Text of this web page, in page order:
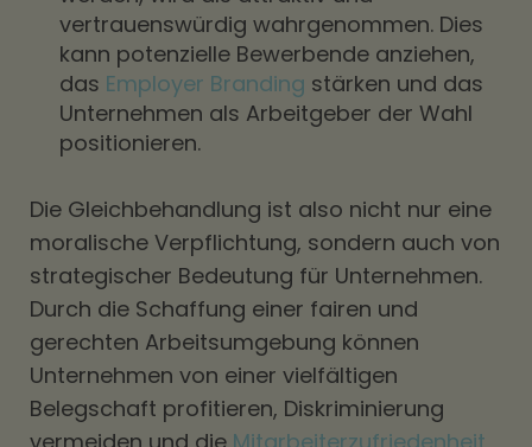
vertrauenswürdig wahrgenommen. Dies
kann potenzielle Bewerbende anziehen,
das Employer Branding stärken und das
Unternehmen als Arbeitgeber der Wahl
positionieren.
Die Gleichbehandlung ist also nicht nur eine
moralische Verpflichtung, sondern auch von
strategischer Bedeutung für Unternehmen.
Durch die Schaffung einer fairen und
gerechten Arbeitsumgebung können
Unternehmen von einer vielfältigen
Belegschaft profitieren, Diskriminierung